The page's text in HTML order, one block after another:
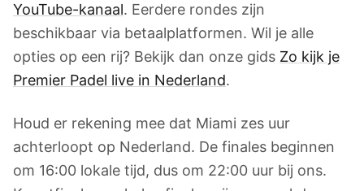
YouTube-kanaal. Eerdere rondes zijn
beschikbaar via betaalplatformen. Wil je alle
opties op een rij? Bekijk dan onze gids Zo kijk je
Premier Padel live in Nederland.
Houd er rekening mee dat Miami zes uur
achterloopt op Nederland. De finales beginnen
om 16:00 lokale tijd, dus om 22:00 uur bij ons.